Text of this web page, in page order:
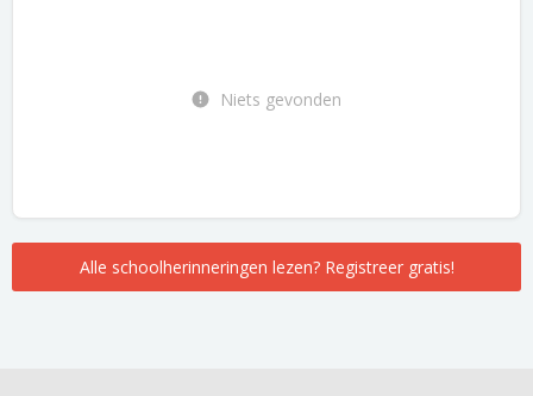
Niets gevonden
Alle schoolherinneringen lezen? Registreer gratis!